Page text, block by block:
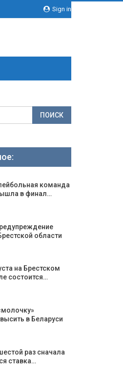
Sign in
команда
в финал…
области
на Брестском
состоится…
в Беларуси
раз сначала
ставка…